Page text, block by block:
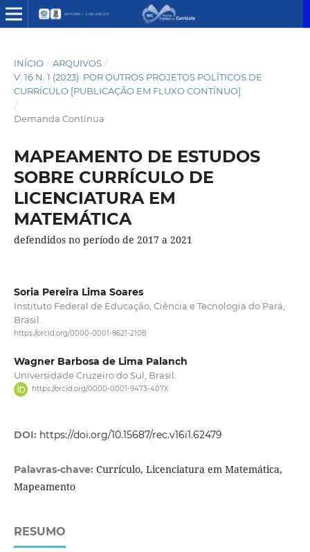
INÍCIO / ARQUIVOS /
V. 16 N. 1 (2023): POR OUTROS PROJETOS POLÍTICOS DE
CURRÍCULO [PUBLICAÇÃO EM FLUXO CONTÍNUO]
/
Demanda Contínua
MAPEAMENTO DE ESTUDOS
SOBRE CURRÍCULO DE
LICENCIATURA EM
MATEMÁTICA
defendidos no período de 2017 a 2021
Soria Pereira Lima Soares
Instituto Federal de Educação, Ciência e Tecnologia do Pará,
Brasil.
https://orcid.org/0000-0001-8621-2108
Wagner Barbosa de Lima Palanch
Universidade Cruzeiro do Sul, Brasil.
https://orcid.org/0000-0001-9473-407X
DOI: https://doi.org/10.15687/rec.v16i1.62479
Palavras-chave: Currículo, Licenciatura em Matemática,
Mapeamento
RESUMO